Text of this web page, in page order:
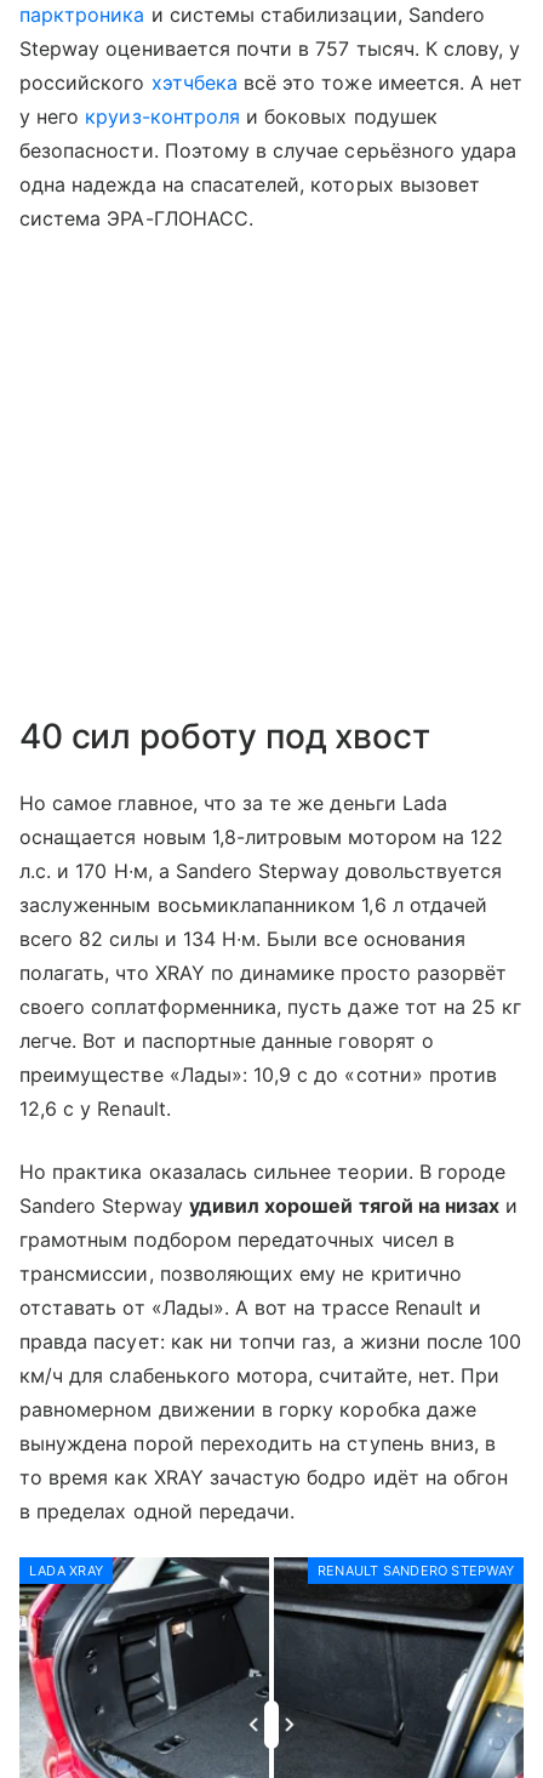
парктроника и системы стабилизации, Sandero
Stepway оценивается почти в 757 тысяч. К слову, у
российского хэтчбека всё это тоже имеется. А нет
у него круиз-контроля и боковых подушек
безопасности. Поэтому в случае серьёзного удара
одна надежда на спасателей, которых вызовет
система ЭРА-ГЛОНАСС.
40 сил роботу под хвост
Но самое главное, что за те же деньги Lada
оснащается новым 1,8-литровым мотором на 122
л.с. и 170 Н∙м, а Sandero Stepway довольствуется
заслуженным восьмиклапанником 1,6 л отдачей
всего 82 силы и 134 Н∙м. Были все основания
полагать, что XRAY по динамике просто разорвёт
своего соплатформенника, пусть даже тот на 25 кг
легче. Вот и паспортные данные говорят о
преимуществе «Лады»: 10,9 с до «сотни» против
12,6 с у Renault.
Но практика оказалась сильнее теории. В городе
Sandero Stepway удивил хорошей тягой на низах и
грамотным подбором передаточных чисел в
трансмиссии, позволяющих ему не критично
отставать от «Лады». А вот на трассе Renault и
правда пасует: как ни топчи газ, а жизни после 100
км/ч для слабенького мотора, считайте, нет. При
равномерном движении в горку коробка даже
вынуждена порой переходить на ступень вниз, в
то время как XRAY зачастую бодро идёт на обгон
в пределах одной передачи.
LADA XRAY RENAULT SANDERO STEPWAY